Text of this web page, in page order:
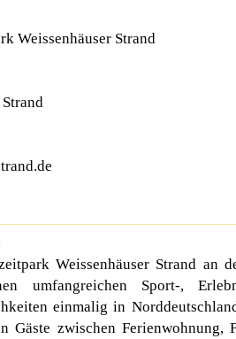
Weissenhäuser Strand
Weissenhäuser Strand an
umfangreichen Sport-,
einmalig in
Gäste zwischen Ferienwohnung,